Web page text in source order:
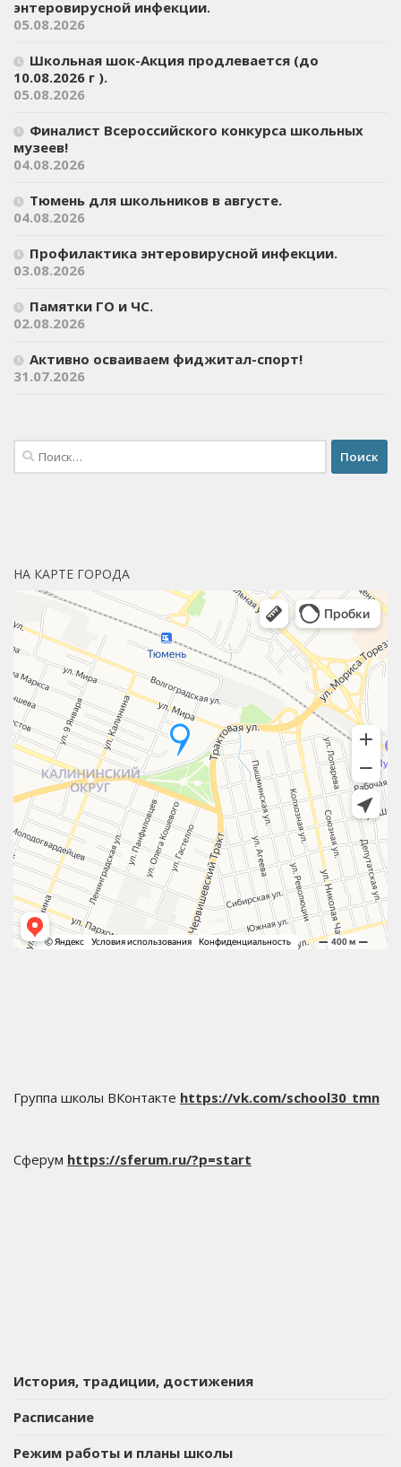
энтеровирусной инфекции.
05.08.2026
Школьная шок-Акция продлевается (до
10.08.2026 г ).
05.08.2026
Финалист Всероссийского конкурса школьных
музеев!
04.08.2026
Тюмень для школьников в августе.
04.08.2026
Профилактика энтеровирусной инфекции.
03.08.2026
Памятки ГО и ЧС.
02.08.2026
Активно осваиваем фиджитал-спорт!
31.07.2026
Найти:
НА КАРТЕ ГОРОДА
Группа школы ВКонтакте https://vk.com/school30_tmn
Сферум https://sferum.ru/?p=start
История, традиции, достижения
Расписание
Режим работы и планы школы